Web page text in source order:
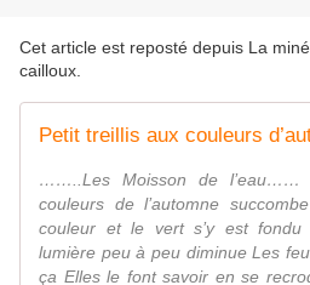
Cet article est reposté depuis La
cailloux
Petit treillis aux couleurs
……..Les Moisson de l’eau……
couleurs de l’automne
couleur et le vert s’y est fondu
lumière peu à peu diminue Les
ça Elles le font savoir en se